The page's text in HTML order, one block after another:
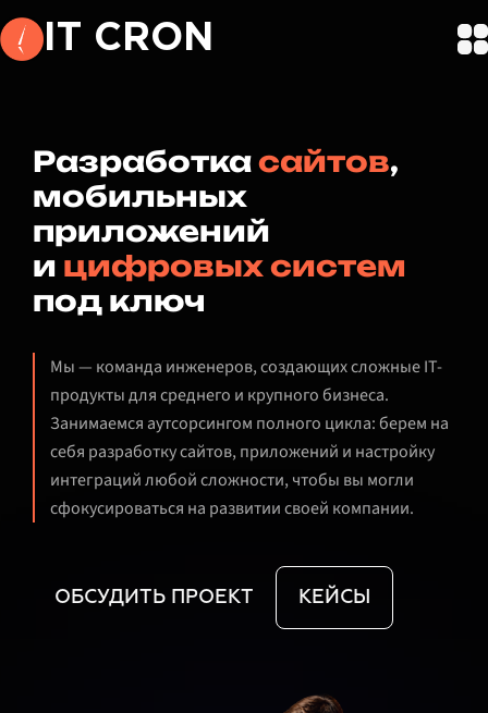
IT CRON
Разработкасайтов,
мобильных
приложений
и цифровых систем
под ключ
Мы — команда инженеров, создающих сложные IT-
продукты для среднего и крупного бизнеса.
Занимаемся аутсорсингом полного цикла: берем на
себя разработку сайтов, приложений и настройку
интеграций любой сложности, чтобы вы могли
сфокусироваться на развитии своей компании.
ОБСУДИТЬ ПРОЕКТ КЕЙСЫ